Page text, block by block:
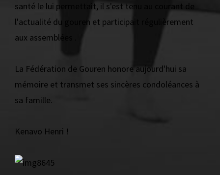
santé le lui permettait, il s'est tenu au courant de
l'actualité du gouren et participait régulièrement
aux assemblées .
La Fédération de Gouren honore aujourd'hui sa
mémoire et transmet ses sincères condoléances à
sa famille.
Kenavo Henri !